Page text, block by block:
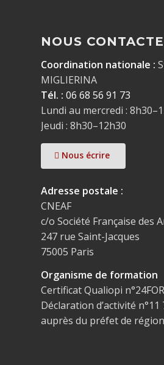
NOUS
Coordination nationale :
MIGLIERINA
Tél. : 06 68 56 91 73
Lundi au mercredi :
Jeudi : 8h30–12h30
Nous écrire
Adresse postale :
CNEAF
c/o Société Française des
247 rue Saint-Jacques
75005 Paris
Organisme de formation
Certificat Qualiopi
Déclaration d’activité n°11
auprès du préfet de